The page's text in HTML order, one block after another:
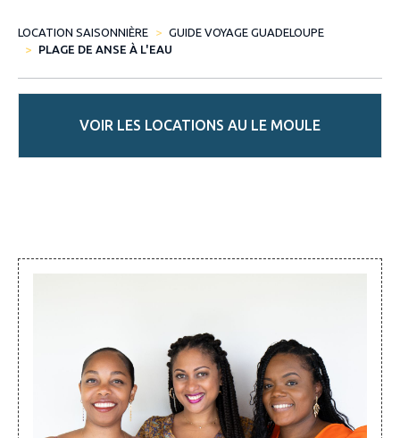
LOCATION SAISONNIÈRE
GUIDE VOYAGE GUADELOUPE
PLAGE DE ANSE À L'EAU
VOIR LES LOCATIONS AU LE MOULE